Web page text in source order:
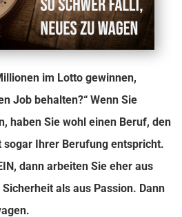
im Lotto gewinnen,
Job behalten?“ Wenn Sie
haben Sie wohl einen Beruf, den
sogar Ihrer Berufung entspricht.
dann arbeiten Sie eher aus
als aus Passion. Dann